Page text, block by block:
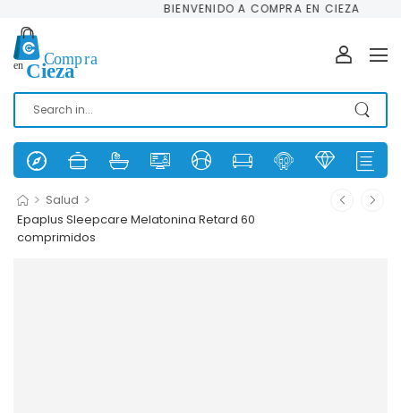
BIENVENIDO A COMPRA EN CIEZA
> Salud >
Epaplus Sleepcare Melatonina Retard 60
comprimidos